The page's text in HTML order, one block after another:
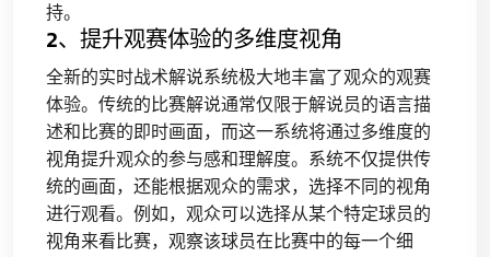
持。
2、提升观赛体验的多维度视角
全新的实时战术解说系统极大地丰富了观众的观赛
体验。传统的比赛解说通常仅限于解说员的语言描
述和比赛的即时画面，而这一系统将通过多维度的
视角提升观众的参与感和理解度。系统不仅提供传
统的画面，还能根据观众的需求，选择不同的视角
进行观看。例如，观众可以选择从某个特定球员的
视角来看比赛，观察该球员在比赛中的每一个细